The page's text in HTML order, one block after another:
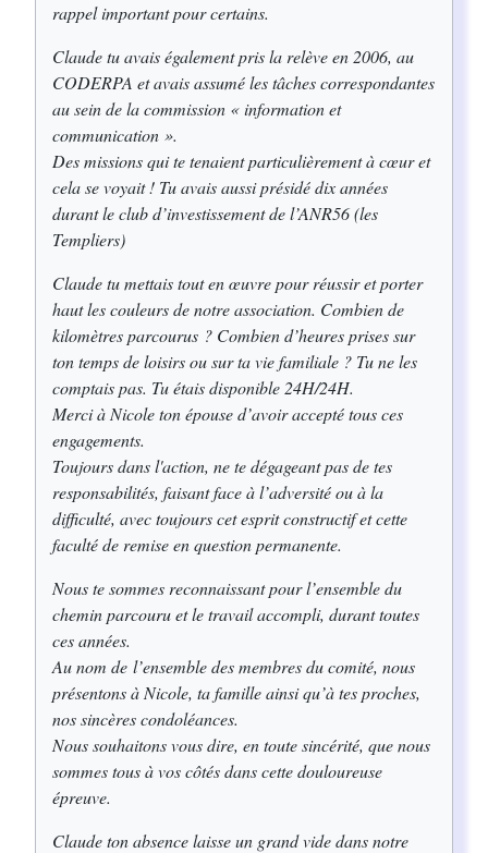
rappel important pour certains.
Claude tu avais également pris la relève en 2006, au
CODERPA et avais assumé les tâches correspondantes
au sein de la commission « information et
communication ».
Des missions qui te tenaient particulièrement à cœur et
cela se voyait ! Tu avais aussi présidé dix années
durant le club d’investissement de l’ANR56 (les
Templiers)
Claude tu mettais tout en œuvre pour réussir et porter
haut les couleurs de notre association. Combien de
kilomètres parcourus ? Combien d’heures prises sur
ton temps de loisirs ou sur ta vie familiale ? Tu ne les
comptais pas. Tu étais disponible 24H/24H.
Merci à Nicole ton épouse d’avoir accepté tous ces
engagements.
Toujours dans l'action, ne te dégageant pas de tes
responsabilités, faisant face à l’adversité ou à la
difficulté, avec toujours cet esprit constructif et cette
faculté de remise en question permanente.
Nous te sommes reconnaissant pour l’ensemble du
chemin parcouru et le travail accompli, durant toutes
ces années.
Au nom de l’ensemble des membres du comité, nous
présentons à Nicole, ta famille ainsi qu’à tes proches,
nos sincères condoléances.
Nous souhaitons vous dire, en toute sincérité, que nous
sommes tous à vos côtés dans cette douloureuse
épreuve.
Claude ton absence laisse un grand vide dans notre